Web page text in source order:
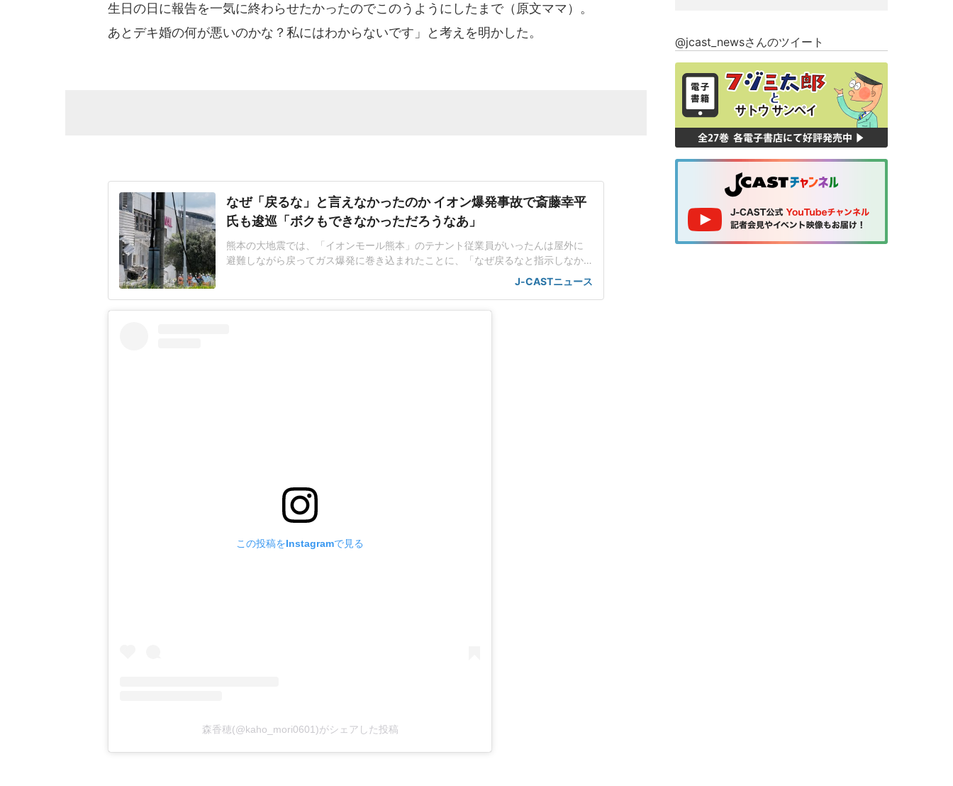
生日の日に報告を一気に終わらせたかったのでこのうようにしたまで（原文ママ）。
あとデキ婚の何が悪いのかな？私にはわからないです」と考えを明かした。
なぜ「戻るな」と言えなかったのか イオン爆発事故で斎藤幸平
氏も逡巡「ボクもできなかっただろうなあ」
熊本の大地震では、「イオンモール熊本」のテナント従業員がいったんは屋外に
避難しながら戻ってガス爆発に巻き込まれたことに、「なぜ戻るなと指示しなか
ったのか」と会社や上司が非難されているが、「ボクもできなかっただろうな
あ」と語ったのは東京大大学院准教授の斎藤幸平さんだ。「結果からしたら、あ
J-CASTニュース
この投稿をInstagramで見る
森香穂(@kaho_mori0601)がシェアした投稿
@jcast_newsさんのツイート